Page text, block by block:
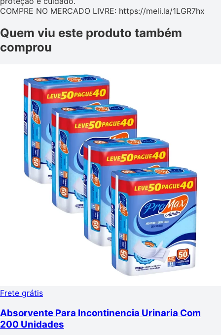
COMPRE NO MERCADO LIVRE: https://meli.la/1LGR7hx
Quem viu este produto também
comprou
Frete grátis
Absorvente Para Incontinencia Urinaria Com
200 Unidades